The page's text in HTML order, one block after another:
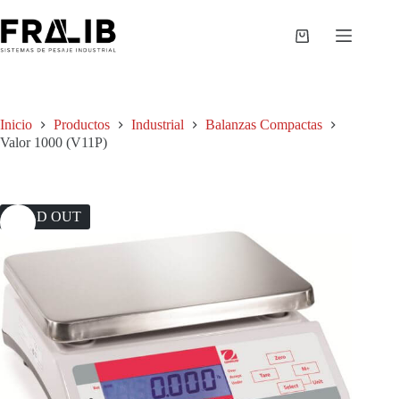
al
contenido
Shopping
Inicio Productos Industrial
Balanzas Compactas
Valor 1000 (V11P)
SOLD OUT